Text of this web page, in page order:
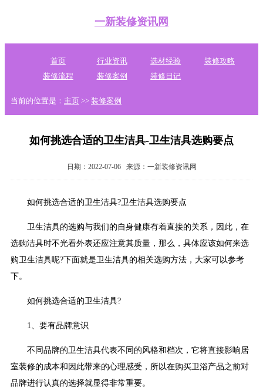
一新装修资讯网
首页 行业资讯 选材经验
装修攻略
装修流程
装修案例 装修日记
当前的位置是： 主页 >> 装修案例
如何挑选合适的卫生洁具-卫生洁具选购要点
日期：2022-07-06 来源：一新装修资讯网
如何挑选合适的卫生洁具?卫生洁具选购要点
卫生洁具的选购与我们的自身健康有着直接的关系，因此，在
选购洁具时不光看外表还应注意其质量，那么，具体应该如何来选
购卫生洁具呢?下面就是卫生洁具的相关选购方法，大家可以参考
下。
如何挑选合适的卫生洁具?
1、要有品牌意识
不同品牌的卫生洁具代表不同的风格和档次，它将直接影响居
室装修的成本和因此带来的心理感受，所以在购买卫浴产品之前对
品牌进行认真的选择就显得非常重要。